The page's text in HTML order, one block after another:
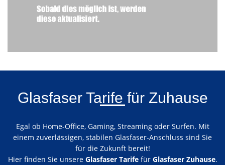
Glasfaser Tarife für Zuhause
Egal ob Home-Office, Gaming, Streaming oder Surfen. Mit
einem zuverlässigen, stabilen Glasfaser-Anschluss sind Sie
für die Zukunft bereit!
Hier finden Sie unsere Glasfaser Tarifefür Glasfaser Zuhause.